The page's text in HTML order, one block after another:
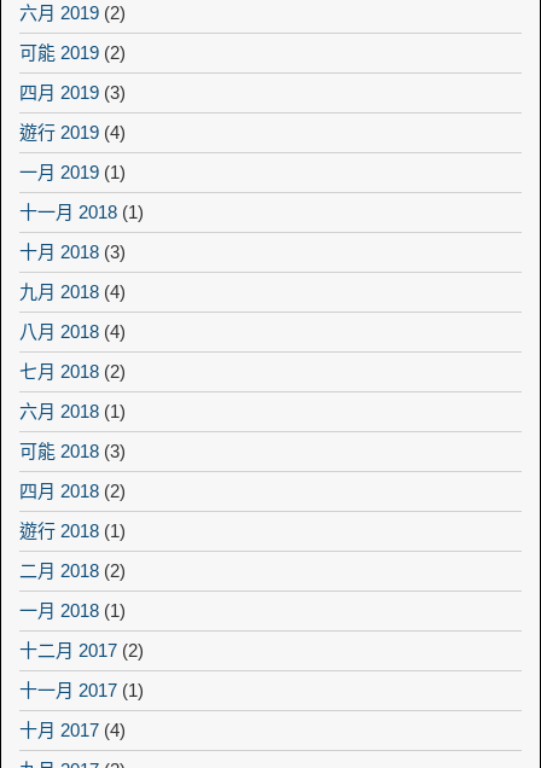
六月 2019 (2)
可能 2019 (2)
四月 2019 (3)
遊行 2019 (4)
一月 2019 (1)
十一月 2018 (1)
十月 2018 (3)
九月 2018 (4)
八月 2018 (4)
七月 2018 (2)
六月 2018 (1)
可能 2018 (3)
四月 2018 (2)
遊行 2018 (1)
二月 2018 (2)
一月 2018 (1)
十二月 2017 (2)
十一月 2017 (1)
十月 2017 (4)